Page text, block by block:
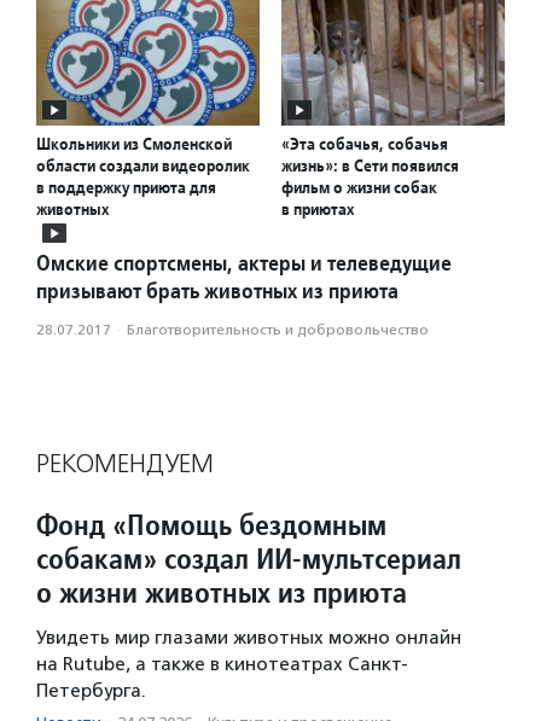
Школьники из Смоленской
области создали видеоролик
в поддержку приюта для
животных
«Эта собачья, собачья
жизнь»: в Сети появился
фильм о жизни собак
в приютах
Омские спортсмены, актеры и телеведущие
призывают брать животных из приюта
28.07.2017 · Благотвори­тель­ность и доброволь­чест­во
РЕКОМЕНДУЕМ
Фонд «Помощь бездомным
собакам» создал ИИ‑мультсериал
о жизни животных из приюта
Увидеть мир глазами животных можно онлайн
на Rutube, а также в кинотеатрах Санкт-
Петербурга.